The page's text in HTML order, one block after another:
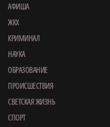
АФИША
ЖКХ
КРИМИНАЛ
НАУКА
ОБРАЗОВАНИЕ
ПРОИСШЕСТВИЯ
СВЕТСКАЯ ЖИЗНЬ
СПОРТ